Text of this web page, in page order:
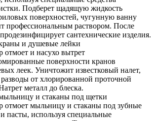
Подберет щадящую жидкость
поверхностей, чугунную ванну
профессиональным раствором. После
сантехнические изделия.
и душевые лейки
отмоет и насухо вытрет
поверхности кранов
леек. Уничтожит известковый налет,
разводы от хлорированной проточной
металл до блеска.
и стаканы под щетки
отмоет мыльницу и стаканы под зубные
пасты, используя специальные